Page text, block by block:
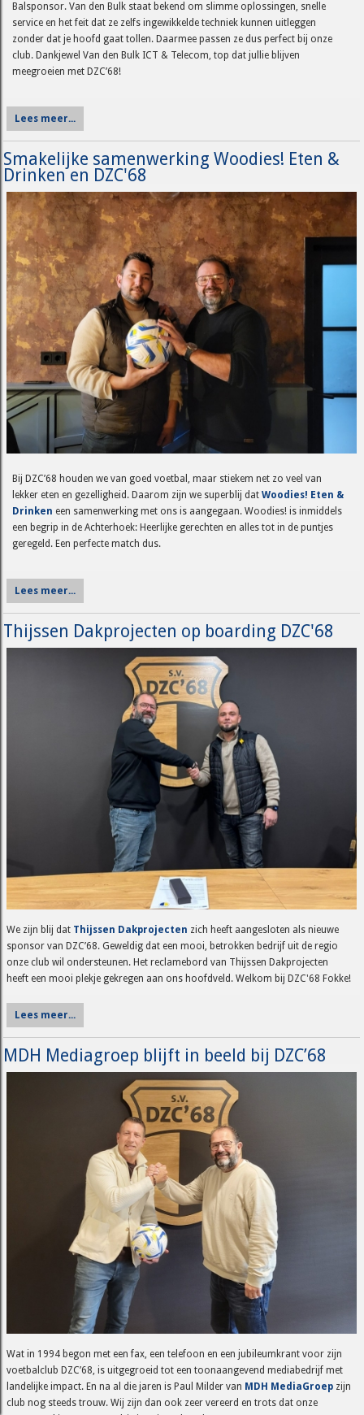
Balsponsor. Van den Bulk staat bekend om slimme oplossingen, snelle
service en het feit dat ze zelfs ingewikkelde techniek kunnen uitleggen
zonder dat je hoofd gaat tollen. Daarmee passen ze dus perfect bij onze
club. Dankjewel Van den Bulk ICT & Telecom, top dat jullie blijven
meegroeien met DZC’68!
Lees meer...
Smakelijke samenwerking Woodies! Eten &
Drinken en DZC'68
Bij DZC’68 houden we van goed voetbal, maar stiekem net zo veel van
lekker eten en gezelligheid. Daarom zijn we superblij dat Woodies! Eten &
Drinken een samenwerking met ons is aangegaan. Woodies! is inmiddels
een begrip in de Achterhoek: Heerlijke gerechten en alles tot in de puntjes
geregeld. Een perfecte match dus.
Lees meer...
Thijssen Dakprojecten op boarding DZC'68
We zijn blij dat Thijssen Dakprojecten zich heeft aangesloten als nieuwe
sponsor van DZC’68. Geweldig dat een mooi, betrokken bedrijf uit de regio
onze club wil ondersteunen. Het reclamebord van Thijssen Dakprojecten
heeft een mooi plekje gekregen aan ons hoofdveld. Welkom bij DZC'68 Fokke!
Lees meer...
MDH Mediagroep blijft in beeld bij DZC’68
Wat in 1994 begon met een fax, een telefoon en een jubileumkrant voor zijn
voetbalclub DZC’68, is uitgegroeid tot een toonaangevend mediabedrijf met
landelijke impact. En na al die jaren is Paul Milder van MDH MediaGroep zijn
club nog steeds trouw. Wij zijn dan ook zeer vereerd en trots dat onze